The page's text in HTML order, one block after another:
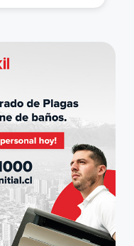
y sus
artículos y
y juguetes en